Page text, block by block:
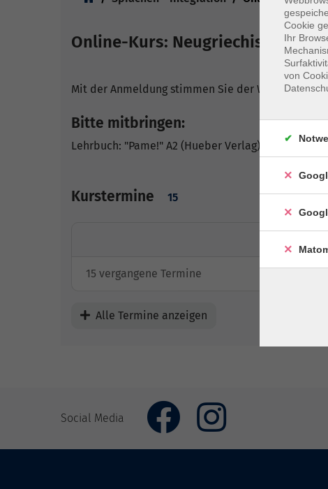
Online-Kurs: Neugriechisch - A2
Mit der Anmeldung stimmen Sie der Weitergabe
Bitte mitbringen:
Lehrbuch: "Pame!" A2 (Hueber Verlag) Kurs- und
Kurstermine 15
15 vergangene Termine
Alle Termine anzeigen
Social Media
Cookie
Ihr
von